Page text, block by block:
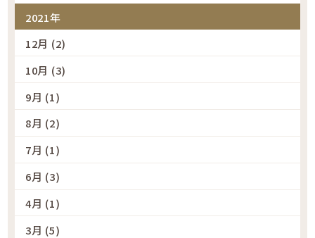
2021年
12月 (2)
10月 (3)
9月 (1)
8月 (2)
7月 (1)
6月 (3)
4月 (1)
3月 (5)